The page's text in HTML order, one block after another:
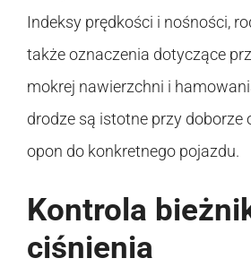
Indeksy prędkości i nośności,
także oznaczenia dotyczące
mokrej nawierzchni i
drodze są istotne przy doborze
opon do konkretnego pojazdu.
Kontrola
ciśnienia